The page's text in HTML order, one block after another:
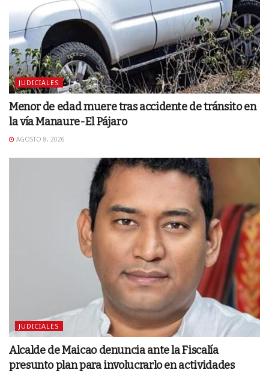
JUDICIALES
Menor de edad muere tras accidente de tránsito en
la vía Manaure-El Pájaro
AGOSTO 8, 2026
JUDICIALES
Alcalde de Maicao denuncia ante la Fiscalía
presunto plan para involucrarlo en actividades